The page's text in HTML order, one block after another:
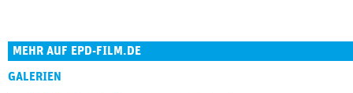
MEHR AUF EPD-FILM.DE
GALERIEN